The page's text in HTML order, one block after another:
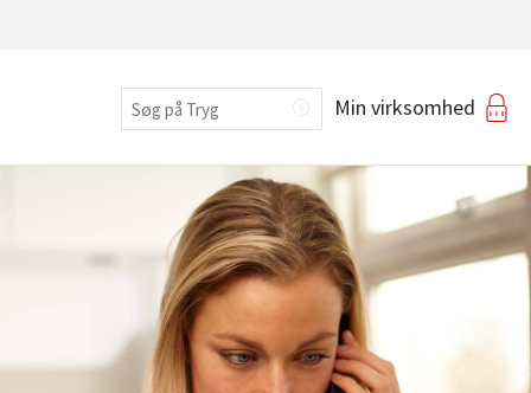
Erhverv
Login
Min virksomhed